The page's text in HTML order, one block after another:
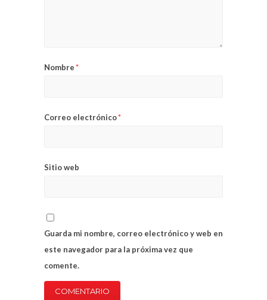
Nombre*
Correo electrónico*
Sitio web
Guarda mi nombre, correo electrónico y web en
este navegador para la próxima vez que
comente.